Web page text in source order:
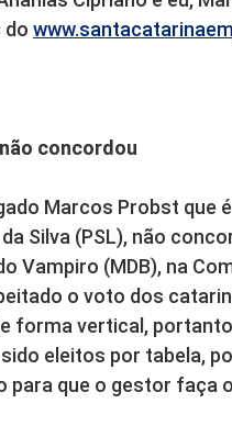
do
concordou
Marcos Probst que
Silva (PSL), não
Vampiro (MDB), na
o voto dos
forma vertical,
sido eleitos por tabela,
para que o gestor faça